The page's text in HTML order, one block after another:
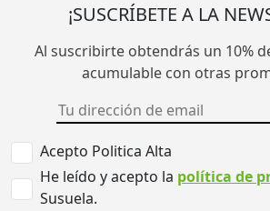
¡SUSCRÍBETE A LA
Al suscribirte obtendrás un 10%
acumulable con otras
Acepto Politica Alta
He leído y acepto la política de
Susuela.